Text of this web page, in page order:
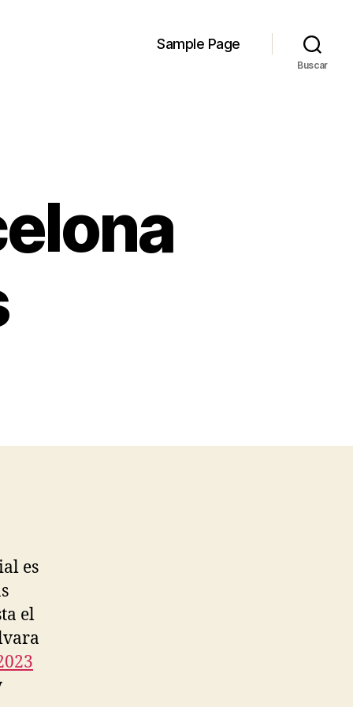
Sample Page
Buscar
es
el